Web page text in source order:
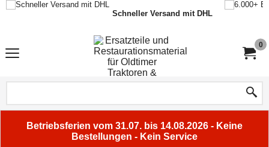
Schneller Versand mit DHL
0
Betriebsferien vom 31.07. bis 14.08.2026 - Keine
Bestellungen - Kein Service